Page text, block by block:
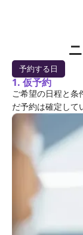
予約する日
1. 仮予約
ご希望の日程と条
だ予約は確定して